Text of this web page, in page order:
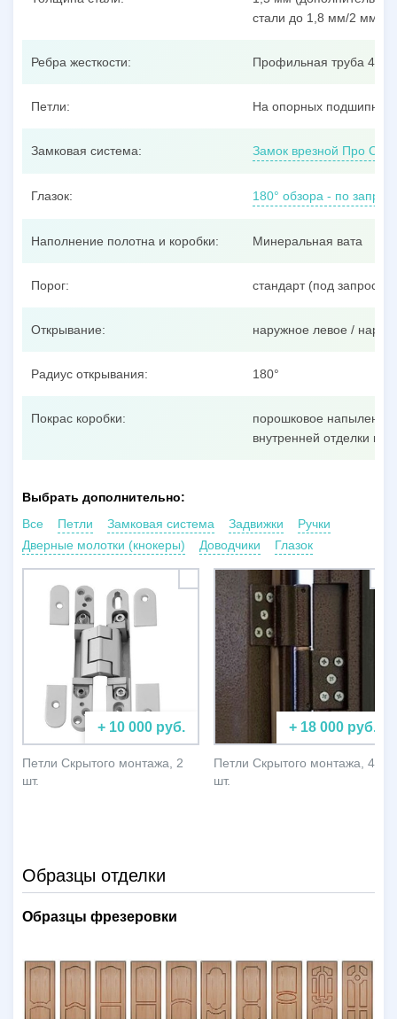
стали до 1,8 мм/2 мм/3
Ребра жесткости: Профильная труба
Петли: На опорных
Замковая система: Замок врезной Про Сам
Глазок: 180° обзора - по
Наполнение полотна и коробки: Минеральная вата
Порог: стандарт (под запрос –
Открывание: наружное левое /
Радиус открывания: 180°
Покрас коробки:
порошковое напыление
внутренней отделки
Выбрать дополнительно:
Все
Петли Замковая система Задвижки
Ручки
Дверные молотки (кнокеры)
Доводчики Глазок
+ 10 000 руб.
Петли Скрытого монтажа, 2
шт.
+ 18 000 руб.
Петли Скрытого монтажа, 4
шт.
Образцы отделки
Образцы фрезеровки